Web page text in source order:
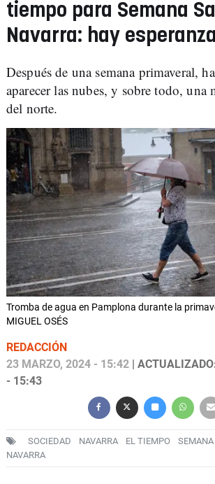
tiempo para Semana
Navarra: hay esperanza
Después de una semana primaveral,
aparecer las nubes, y sobre todo, una
del norte.
Tromba de agua en Pamplona durante la
MIGUEL OSÉS
REDACCIÓN
23 MARZO, 2024 - 15:42 |
- 15:43
SOCIEDAD NAVARRA EL TIEMPO
NAVARRA